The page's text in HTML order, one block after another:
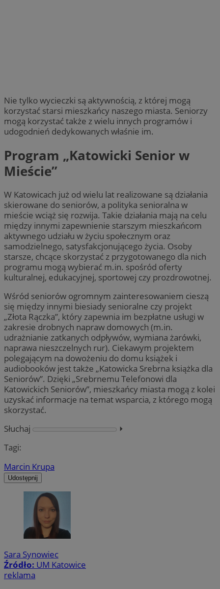
Nie tylko wycieczki są aktywnością, z której mogą
korzystać starsi mieszkańcy naszego miasta. Seniorzy
mogą korzystać także z wielu innych programów i
udogodnień dedykowanych właśnie im.
Program „Katowicki Senior w
Mieście”
W Katowicach już od wielu lat realizowane są działania
skierowane do seniorów, a polityka senioralna w
mieście wciąż się rozwija. Takie działania mają na celu
między innymi zapewnienie starszym mieszkańcom
aktywnego udziału w życiu społecznym oraz
samodzielnego, satysfakcjonującego życia. Osoby
starsze, chcące skorzystać z przygotowanego dla nich
programu mogą wybierać m.in. spośród oferty
kulturalnej, edukacyjnej, sportowej czy prozdrowotnej.
Wśród seniorów ogromnym zainteresowaniem cieszą
się między innymi biesiady senioralne czy projekt
„Złota Rączka”, który zapewnia im bezpłatne usługi w
zakresie drobnych napraw domowych (m.in.
udrażnianie zatkanych odpływów, wymiana żarówki,
naprawa nieszczelnych rur). Ciekawym projektem
polegającym na dowożeniu do domu książek i
audiobooków jest także „Katowicka Srebrna książka dla
Seniorów”. Dzięki „Srebrnemu Telefonowi dla
Katowickich Seniorów”, mieszkańcy miasta mogą z kolei
uzyskać informacje na temat wsparcia, z którego mogą
skorzystać.
Słuchaj
⏵︎
Tagi:
Marcin Krupa
Udostępnij
Sara Synowiec
Źródło: UM Katowice
reklama